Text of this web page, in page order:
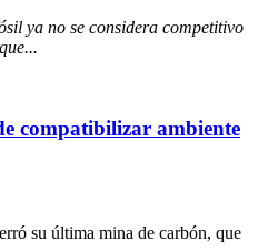
ya no se considera competitivo
compatibilizar ambiente
su última mina de carbón, que